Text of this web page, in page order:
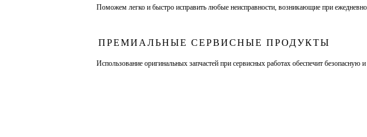
Поможем легко и быстро исправить любые неисправности, возникающие при
ПРЕМИАЛЬНЫЕ СЕРВИСНЫЕ ПРОДУКТЫ
Использование оригинальных запчастей при сервисных работах обеспечит безопасную